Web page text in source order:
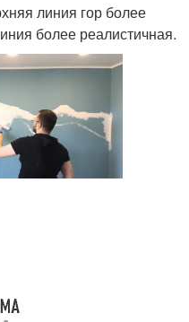
линия гор более
более реалистичная.